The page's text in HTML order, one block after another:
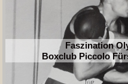
Faszination
Boxclub Piccolo